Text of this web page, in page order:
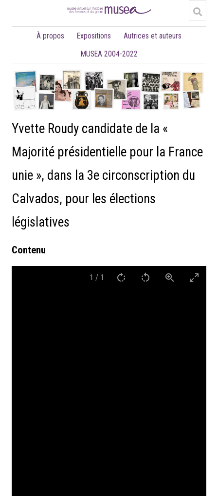
À propos Expositions
Autrices et auteurs
MUSEA 2004-2022
Yvette Roudy candidate de la «
Majorité présidentielle pour la France
unie », dans la 3e circonscription du
Calvados, pour les élections
législatives
Contenu
1 / 1